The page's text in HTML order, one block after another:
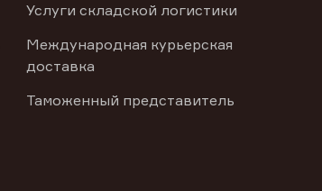
Услуги складской логистики
Международная курьерская
доставка
Таможенный представитель